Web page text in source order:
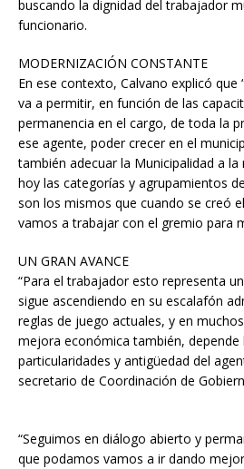
buscando la dignidad del trabajador
funcionario.
MODERNIZACIÓN CONSTANTE
En ese contexto, Calvano explicó que
va a permitir, en función de las
permanencia en el cargo, de toda la
ese agente, poder crecer en el
también adecuar la Municipalidad a la
hoy las categorías y agrupamientos
son los mismos que cuando se creó
vamos a trabajar con el gremio para
UN GRAN AVANCE
“Para el trabajador esto representa
sigue ascendiendo en su escalafón
reglas de juego actuales, y en
mejora económica también, depende
particularidades y antigüedad del
secretario de Coordinación de
“Seguimos en diálogo abierto y
que podamos vamos a ir dando